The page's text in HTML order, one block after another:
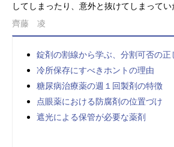
してしまったり、意外と抜けてしまってい
齊藤 凌
錠剤の割線から学ぶ、分割可否の正
冷所保存にすべきホントの理由
糖尿病治療薬の週１回製剤の特徴
点眼薬における防腐剤の位置づけ
遮光による保管が必要な薬剤